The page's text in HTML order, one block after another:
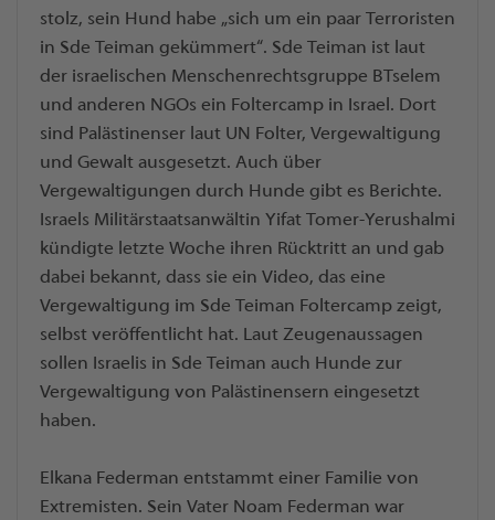
stolz, sein Hund habe „sich um ein paar Terroristen
in Sde Teiman gekümmert“. Sde Teiman ist laut
der israelischen Menschenrechtsgruppe BTselem
und anderen NGOs ein Foltercamp in Israel. Dort
sind Palästinenser laut UN Folter, Vergewaltigung
und Gewalt ausgesetzt. Auch über
Vergewaltigungen durch Hunde gibt es Berichte.
Israels Militärstaatsanwältin Yifat Tomer-Yerushalmi
kündigte letzte Woche ihren Rücktritt an und gab
dabei bekannt, dass sie ein Video, das eine
Vergewaltigung im Sde Teiman Foltercamp zeigt,
selbst veröffentlicht hat. Laut Zeugenaussagen
sollen Israelis in Sde Teiman auch Hunde zur
Vergewaltigung von Palästinensern eingesetzt
haben.
Elkana Federman entstammt einer Familie von
Extremisten. Sein Vater Noam Federman war